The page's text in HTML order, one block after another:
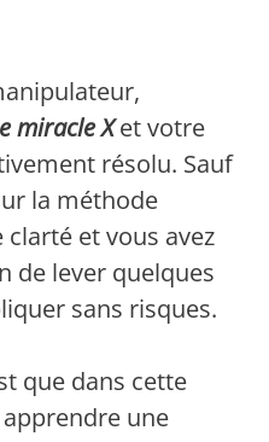
miracleXet votre
résolu. Sauf
la méthode
et vous avez
de lever quelques
sans risques.
que dans cette
une